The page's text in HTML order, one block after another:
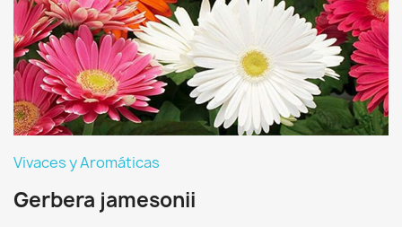
Vivaces y Aromáticas
Gerbera jamesonii